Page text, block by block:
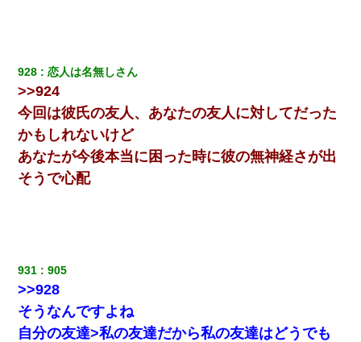
928 恋人は名無しさん
>>924
今回は彼氏の友人、あなたの友人に対してだった
かもしれないけど
あなたが今後本当に困った時に彼の無神経さが出
そうで心配
931 905
>>928
そうなんですよね
自分の友達>私の友達だから私の友達はどうでも